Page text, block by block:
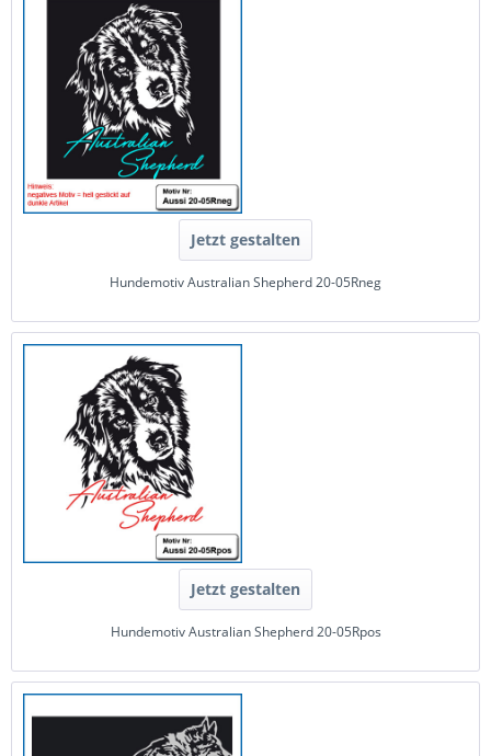
Jetzt gestalten
Hundemotiv Australian Shepherd 20-05Rneg
Jetzt gestalten
Hundemotiv Australian Shepherd 20-05Rpos